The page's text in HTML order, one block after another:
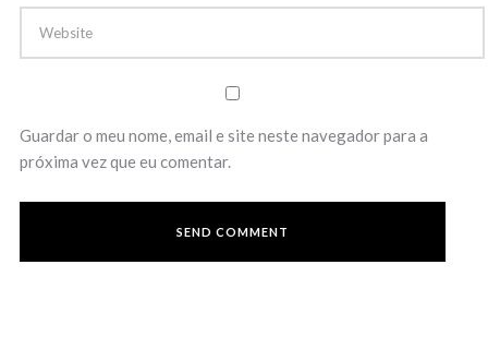
Guardar o meu nome, email e site neste navegador para a
próxima vez que eu comentar.